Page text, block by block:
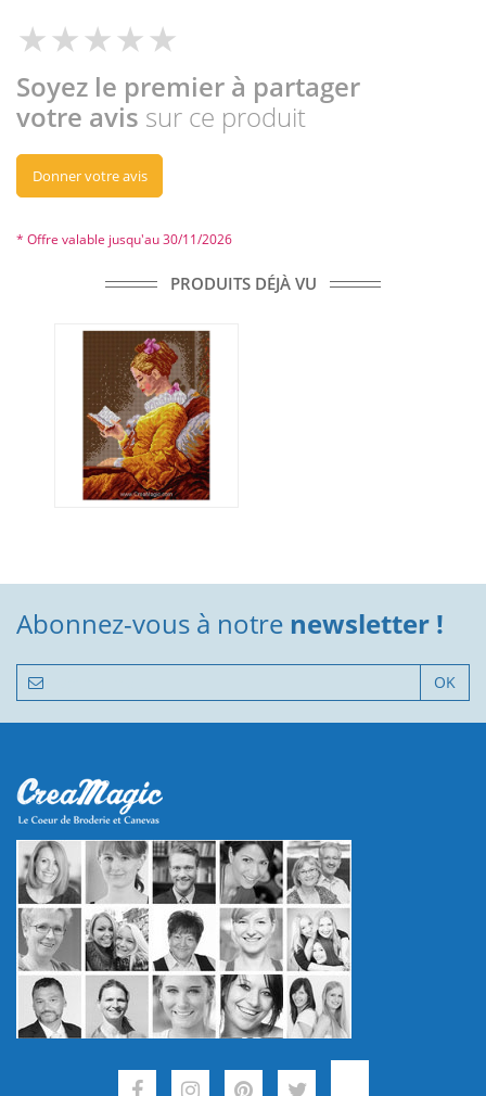
Soyez le premier à partager
votre avis sur ce produit
Donner votre avis
* Offre valable jusqu'au 30/11/2026
PRODUITS DÉJÀ VU
Abonnez-vous à notre newsletter !
OK